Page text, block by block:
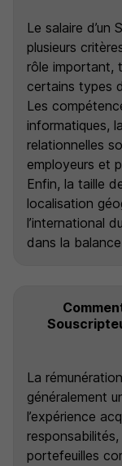
Le salaire d’un
plusieurs
rôle important,
certains types
Les
informatiques,
relationnelles
employeurs et
Enfin, la taille
localisation
l’international
dans la
La
généralement
l’expérience
portefeuilles